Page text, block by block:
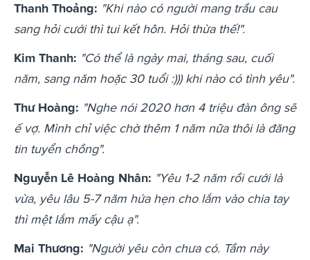
Thanh Thoảng: "Khi nào có người mang trầu cau
sang hỏi cưới thì tui kết hôn. Hỏi thừa thế!".
Kim Thanh: "Có thể là ngày mai, tháng sau, cuối
năm, sang năm hoặc 30 tuổi :))) khi nào có tình yêu".
Thư Hoàng: "Nghe nói 2020 hơn 4 triệu đàn ông sẽ
ế vợ. Mình chỉ việc chờ thêm 1 năm nữa thôi là đăng
tin tuyển chồng".
Nguyễn Lê Hoàng Nhân: "Yêu 1-2 năm rồi cưới là
vừa, yêu lâu 5-7 năm hứa hẹn cho lắm vào chia tay
thì mệt lắm mấy cậu ạ".
Mai Thương: "Người yêu còn chưa có. Tầm này